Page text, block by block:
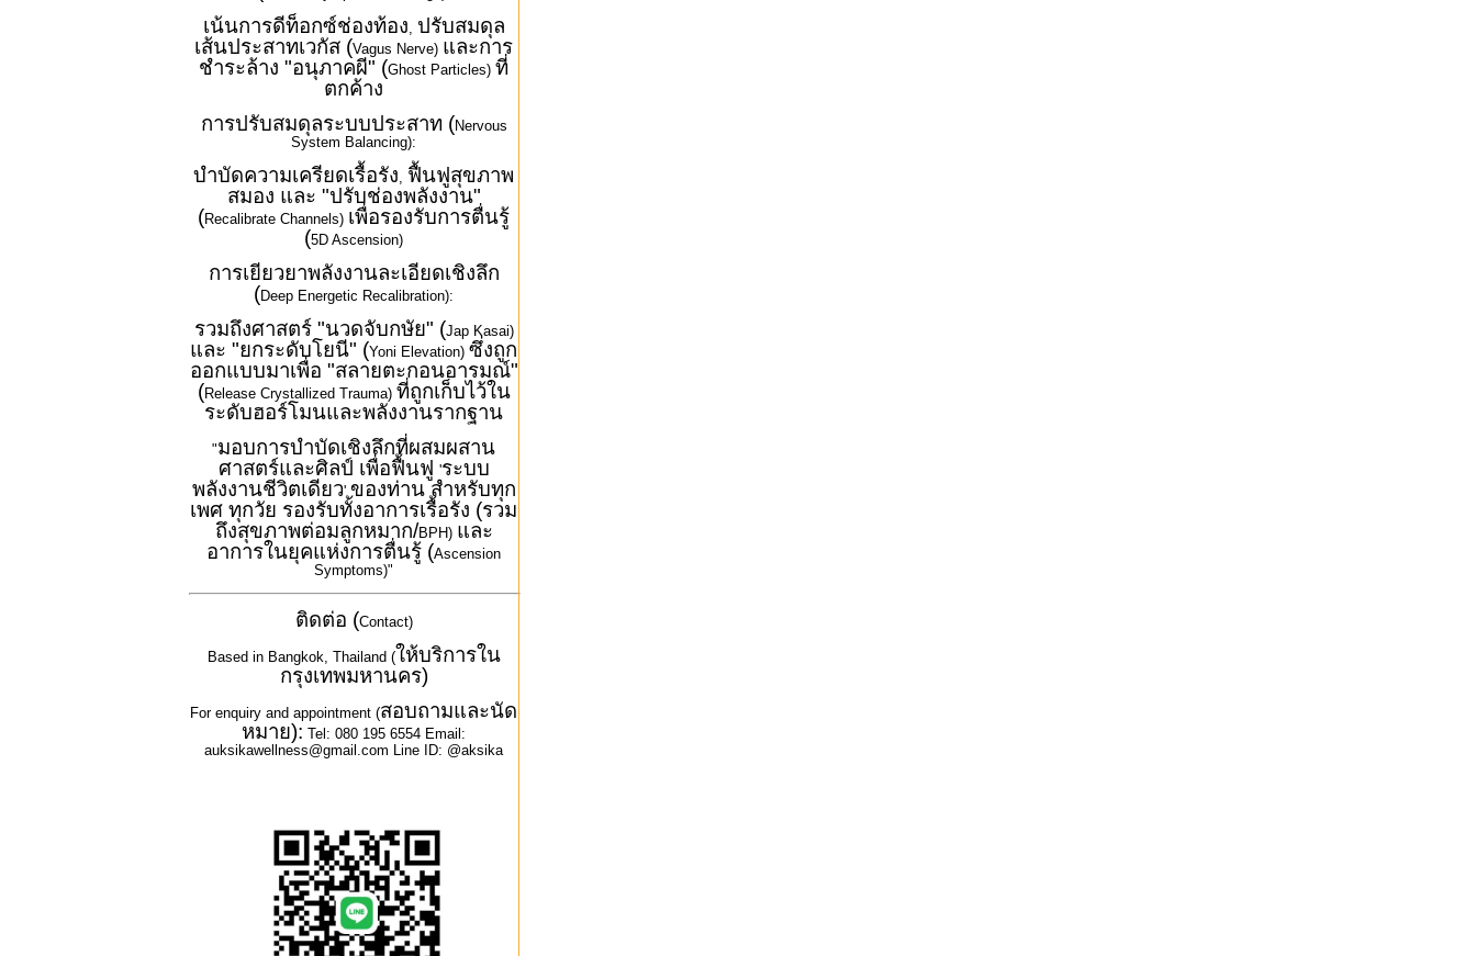
เน้นการดีท็อกซ์ช่องท้อง, ปรับสมดุล
เส้นประสาทเวกัส (Vagus Nerve) และการ
ชำระล้าง "อนุภาคผี" (Ghost Particles) ที่
ตกค้าง
การปรับสมดุลระบบประสาท (Nervous
System Balancing):
บำบัดความเครียดเรื้อรัง, ฟื้นฟูสุขภาพ
สมอง และ "ปรับช่องพลังงาน"
(Recalibrate Channels) เพื่อรองรับการตื่นรู้
(5D Ascension)
การเยียวยาพลังงานละเอียดเชิงลึก
(Deep Energetic Recalibration):
รวมถึงศาสตร์ "นวดจับกษัย" (Jap Kasai)
และ "ยกระดับโยนี" (Yoni Elevation) ซึ่งถูก
ออกแบบมาเพื่อ "สลายตะกอนอารมณ์"
(Release Crystallized Trauma) ที่ถูกเก็บไว้ใน
ระดับฮอร์โมนและพลังงานรากฐาน
"มอบการบำบัดเชิงลึกที่ผสมผสาน
ศาสตร์และศิลป์ เพื่อฟื้นฟู 'ระบบ
พลังงานชีวิตเดียว'ของท่าน สำหรับทุก
เพศ ทุกวัย รองรับทั้งอาการเรื้อรัง (รวม
ถึงสุขภาพต่อมลูกหมาก/BPH) และ
อาการในยุคแห่งการตื่นรู้ (Ascension
Symptoms)"
ติดต่อ (Contact)
Based in Bangkok, Thailand (ให้บริการใน
กรุงเทพมหานคร)
For enquiry and appointment (สอบถามและนัด
หมาย): Tel: 080 195 6554 Email:
auksikawellness@gmail.com Line ID: @aksika